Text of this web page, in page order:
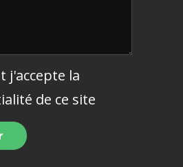
j'accepte la
de ce site